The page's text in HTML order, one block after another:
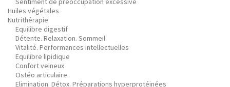
Huiles végétales
Nutrithérapie
Equilibre digestif
Détente. Relaxation. Sommeil
Vitalité. Performances intellectuelles
Equilibre lipidique
Confort veineux
Ostéo articulaire
Elimination. Détox. Préparations hyperprotéinées